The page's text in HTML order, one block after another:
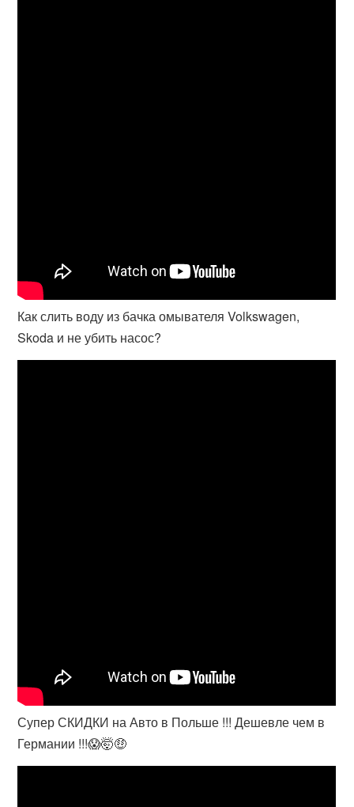
Как слить воду из бачка омывателя Volkswagen,
Skoda и не убить насос?
Супер СКИДКИ на Авто в Польше !!! Дешевле чем в
Германии !!!😱🤯🤑